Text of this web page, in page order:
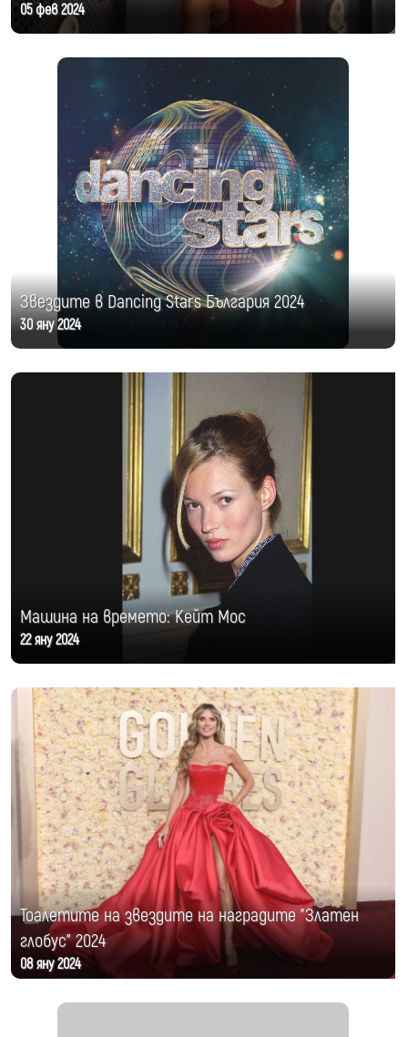
05 фев 2024
Звездите в Dancing Stars България 2024
30 яну 2024
Машина на времето: Кейт Мос
22 яну 2024
Тоалетите на звездите на наградите "Златен
глобус" 2024
08 яну 2024